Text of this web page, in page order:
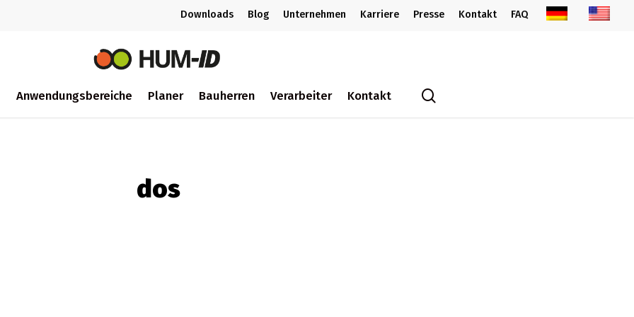
Downloads Blog Unternehmen Karriere Presse Kontakt FAQ
Anwendungsbereiche Planer Bauherren Verarbeiter Kontakt
dos